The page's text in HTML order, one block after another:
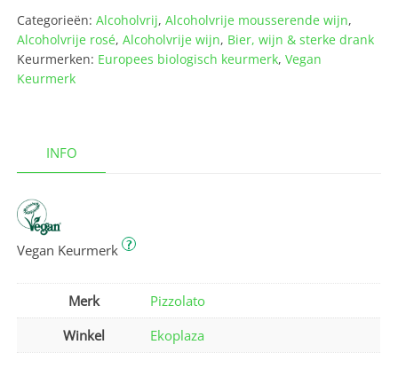
Categorieën:Alcoholvrij,Alcoholvrije mousserende wijn,
Alcoholvrije rosé,Alcoholvrije wijn, Bier, wijn & sterke drank
Keurmerken: Europees biologisch keurmerk,Vegan
Keurmerk
INFO
Vegan Keurmerk ?
Merk
Pizzolato
Winkel
Ekoplaza